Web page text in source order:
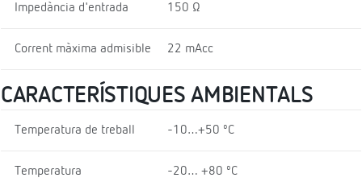
Impedància d'entrada 150 Ω
Corrent màxima admisible 22 mAcc
CARACTERÍSTIQUES AMBIENTALS
Temperatura de treball -10…+50 ºC
Temperatura
-20… +80 ºC